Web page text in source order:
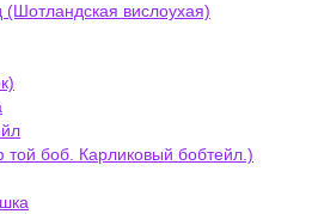
вислоухая)
боб. Карликовый бобтейл.)